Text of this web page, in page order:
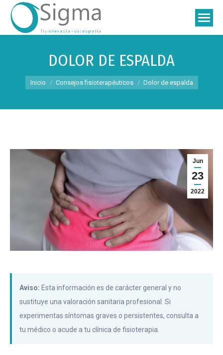
DOLOR DE ESPALDA
Estás aquí:
Inicio Consejos fisioterapéuticos Dolor de espalda
Jun
23
2022
Aviso: Esta información es de carácter general y no
sustituye una valoración sanitaria profesional. Si
experimentas síntomas graves o persistentes, consulta a
tu médico o acude a tu clínica de fisioterapia.